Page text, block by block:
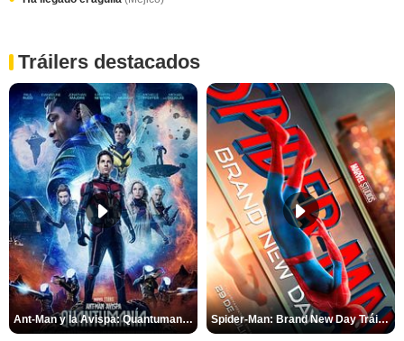
Tráilers destacados
Ant-Man y la Avispa: Quantumanía Tráiler (2) Spider-Man: Brand New Day Tráiler (3)